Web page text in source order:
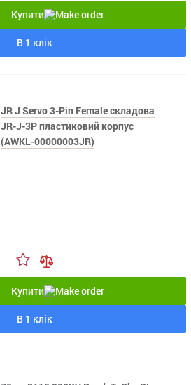
Купити
В 1 клік
JR J Servo 3-Pin Female складова
JR-J-3P пластиковий корпус
(AWKL-00000003JR)
Купити
В 1 клік